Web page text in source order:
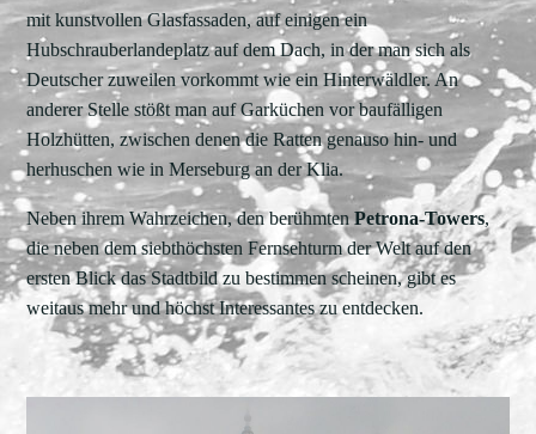
mit kunstvollen Glasfassaden, auf einigen ein
Hubschrauberlandeplatz auf dem Dach, in der man sich als
Deutscher zuweilen vorkommt wie ein Hinterwäldler. An
anderer Stelle stößt man auf Garküchen vor baufälligen
Holzhütten, zwischen denen die Ratten genauso hin- und
herhuschen wie in Merseburg an der Klia.
Neben ihrem Wahrzeichen, den berühmtenPetrona-Towers,
die neben dem siebthöchsten Fernsehturm der Welt auf den
ersten Blick das Stadtbild zu bestimmen scheinen, gibt es
weitaus mehr und höchst Interessantes zu entdecken.